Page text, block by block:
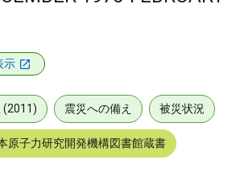
示
(2011) 震災への備え 被災状況
原子力研究開発機構図書館蔵書